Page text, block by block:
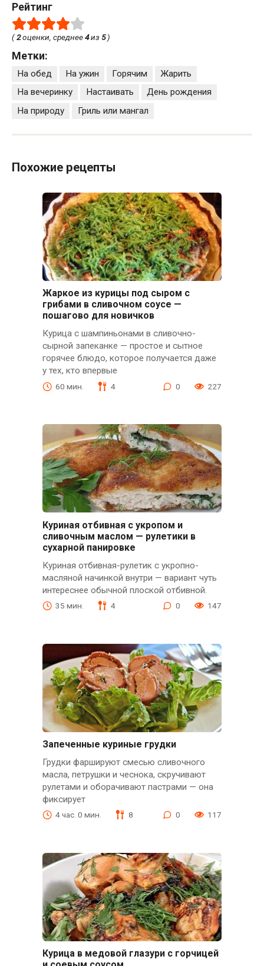
Рейтинг
(2оценки, среднее4из 5)
Метки:
На обед На ужин Горячим
Жарить
На вечеринку
Настаивать
День рождения
На природу
Гриль или мангал
Похожие рецепты
Жаркое из курицы под сыром с
грибами в сливочном соусе —
пошагово для новичков
Курица с шампиньонами в сливочно-
сырной запеканке — простое и сытное
горячее блюдо, которое получается даже
у тех, кто впервые
60 мин. 4 0 227
Куриная отбивная с укропом и
сливочным маслом — рулетики в
сухарной панировке
Куриная отбивная-рулетик с укропно-
масляной начинкой внутри — вариант чуть
интереснее обычной плоской отбивной.
35 мин. 4 0 147
Запеченные куриные грудки
Грудки фаршируют смесью сливочного
масла, петрушки и чеснока, скручивают
рулетами и оборачивают пастрами — она
фиксирует
4 час. 0 мин. 8 0 117
Курица в медовой глазури с горчицей